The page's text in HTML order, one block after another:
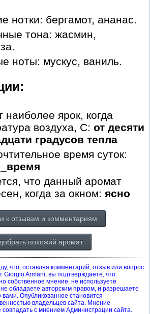
нотки: бергамот, ананас.
тона: жасмин,
ноты: мускус, ваниль.
наиболее ярок, когда
воздуха, С: от десяти
градусов тепла
время суток:
что данный аромат
когда за окном: ясно
к отзывам и комментариям
похожий аромат
что, оставляя комментарий, отзыв или вопрос
Giorgio Armani, вы подтверждаете, что
собственное мнение, не используете
обладаете авторским правом, и разрешаете
Опубликованное становится
владельцев сайта. Мнение
с мнением Администрации сайта.